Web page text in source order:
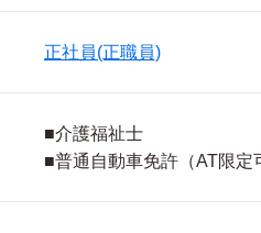
正社員(正職員)
■介護福祉士
■普通自動車免許（AT限定